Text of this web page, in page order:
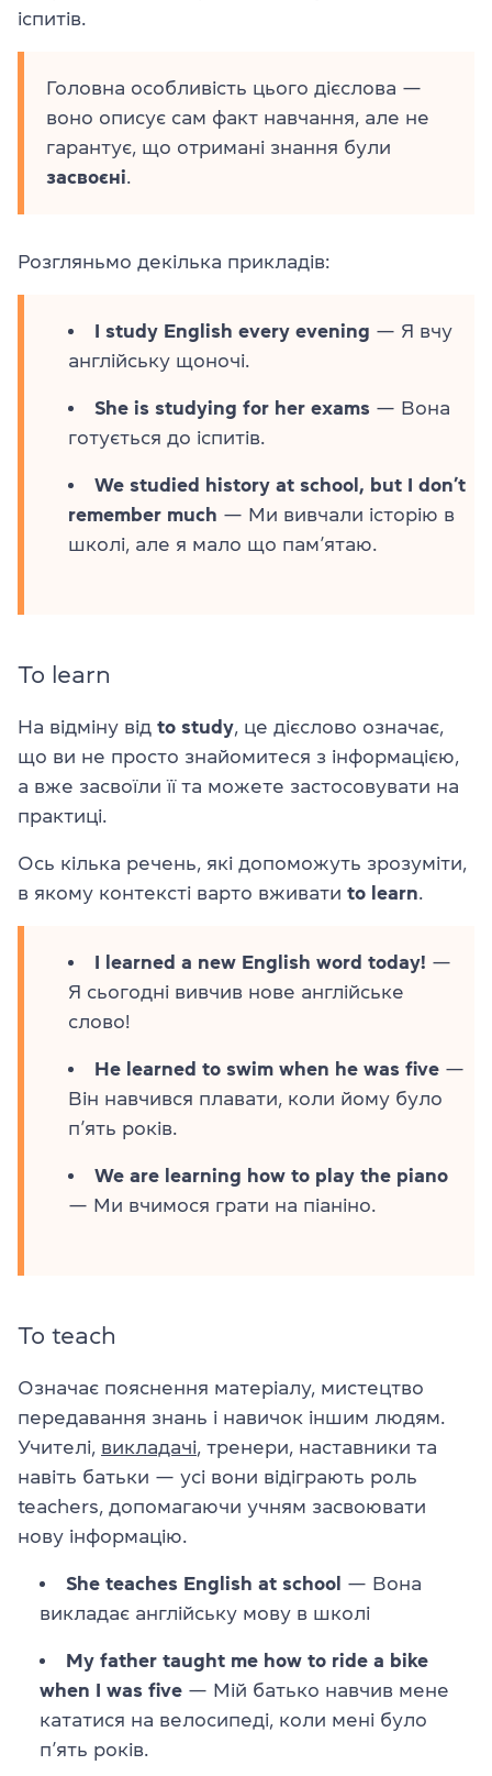
іспитів.
Головна особливість цього дієслова —
воно описує сам факт навчання, але не
гарантує, що отримані знання були
засвоєні
Розгляньмо декілька прикладів:
I study English every evening — Я вчу
англійську щоночі.
She is studying for her exams — Вона
готується до іспитів.
We studied history at school, but I don’t
remember much — Ми вивчали історію в
школі, але я мало що пам’ятаю.
To learn
На відміну від to study , це дієслово означає,
що ви не просто знайомитеся з інформацією,
а вже засвоїли її та можете застосовувати на
практиці.
Ось кілька речень, які допоможуть зрозуміти,
в якому контексті варто вживати to learn
I learned a new English word today! —
Я сьогодні вивчив нове англійське
слово!
He learned to swim when he was five —
Він навчився плавати, коли йому було
п’ять років.
We are learning how to play the piano
— Ми вчимося грати на піаніно.
To teach
Означає пояснення матеріалу, мистецтво
передавання знань і навичок іншим людям.
Учителі, викладачі , тренери, наставники та
навіть батьки — усі вони відіграють роль
teachers, допомагаючи учням засвоювати
нову інформацію.
She teaches English at school
— Вона
викладає англійську мову в школі
My father taught me how to ride a bike
when I was five — Мій батько навчив мене
кататися на велосипеді, коли мені було
п’ять років.